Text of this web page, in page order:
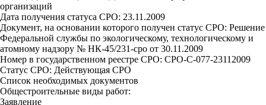
организаций
Дата получения статуса СРО: 23.11.2009
Документ, на основании которого получен статус СРО: Решение
Федеральной службы по экологическому, технологическому и
атомному надзору № НК-45/231-сро от 30.11.2009
Номер в государственном реестре СРО: СРО-С-077-23112009
Статус СРО: Действующая СРО
Список необходимых документов
Общестроительные виды работ:
Заявление